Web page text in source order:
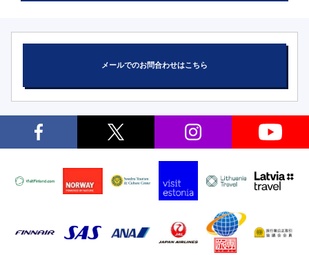
メールでのお問合わせはこちら